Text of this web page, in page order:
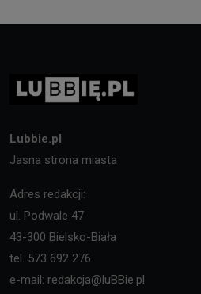
Lubbie.pl
Jasna strona miasta
Adres redakcji:
ul. Podwale 47
43-300 Bielsko-Biała
tel. 573 692 276
e-mail: redakcja@luBBie.pl